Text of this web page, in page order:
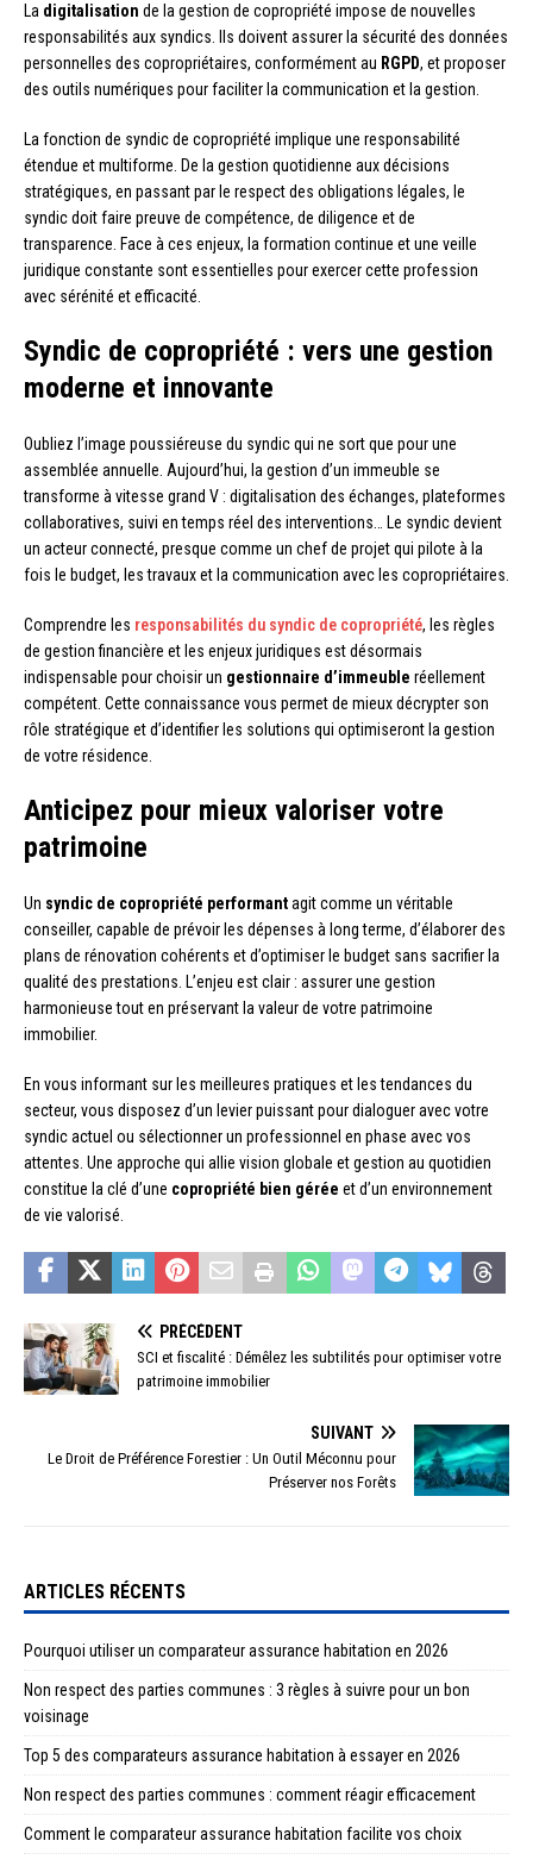
La digitalisation de la gestion de copropriété impose de nouvelles
responsabilités aux syndics. Ils doivent assurer la sécurité des données
personnelles des copropriétaires, conformément au RGPD, et proposer
des outils numériques pour faciliter la communication et la gestion.
La fonction de syndic de copropriété implique une responsabilité
étendue et multiforme. De la gestion quotidienne aux décisions
stratégiques, en passant par le respect des obligations légales, le
syndic doit faire preuve de compétence, de diligence et de
transparence. Face à ces enjeux, la formation continue et une veille
juridique constante sont essentielles pour exercer cette profession
avec sérénité et efficacité.
Syndic de copropriété : vers une gestion
moderne et innovante
Oubliez l’image poussiéreuse du syndic qui ne sort que pour une
assemblée annuelle. Aujourd’hui, la gestion d’un immeuble se
transforme à vitesse grand V : digitalisation des échanges, plateformes
collaboratives, suivi en temps réel des interventions… Le syndic devient
un acteur connecté, presque comme un chef de projet qui pilote à la
fois le budget, les travaux et la communication avec les copropriétaires.
Comprendre les responsabilités du syndic de copropriété, les règles
de gestion financière et les enjeux juridiques est désormais
indispensable pour choisir un gestionnaire d’immeuble réellement
compétent. Cette connaissance vous permet de mieux décrypter son
rôle stratégique et d’identifier les solutions qui optimiseront la gestion
de votre résidence.
Anticipez pour mieux valoriser votre
patrimoine
Un syndic de copropriété performantagit comme un véritable
conseiller, capable de prévoir les dépenses à long terme, d’élaborer des
plans de rénovation cohérents et d’optimiser le budget sans sacrifier la
qualité des prestations. L’enjeu est clair : assurer une gestion
harmonieuse tout en préservant la valeur de votre patrimoine
immobilier.
En vous informant sur les meilleures pratiques et les tendances du
secteur, vous disposez d’un levier puissant pour dialoguer avec votre
syndic actuel ou sélectionner un professionnel en phase avec vos
attentes. Une approche qui allie vision globale et gestion au quotidien
constitue la clé d’une copropriété bien gérée et d’un environnement
de vie valorisé.
PRÉCÉDENT
SCI et fiscalité : Démêlez les subtilités pour optimiser votre
patrimoine immobilier
SUIVANT
Le Droit de Préférence Forestier : Un Outil Méconnu pour
Préserver nos Forêts
ARTICLES RÉCENTS
Pourquoi utiliser un comparateur assurance habitation en 2026
Non respect des parties communes : 3 règles à suivre pour un bon
voisinage
Top 5 des comparateurs assurance habitation à essayer en 2026
Non respect des parties communes : comment réagir efficacement
Comment le comparateur assurance habitation facilite vos choix